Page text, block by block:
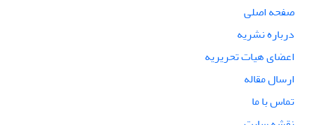
صفحه اصلی
درباره نشریه
اعضای هیات تحریریه
ارسال مقاله
تماس با ما